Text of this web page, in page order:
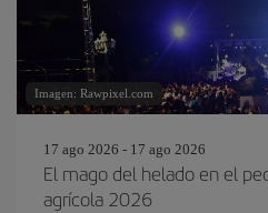
Imagen: Rawpixel.com
17 ago 2026 - 17 ago 2026
El mago del helado en el
agrícola 2026